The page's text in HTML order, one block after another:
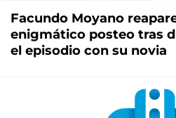
Facundo Moyano
enigmático posteo tras
el episodio con su novia